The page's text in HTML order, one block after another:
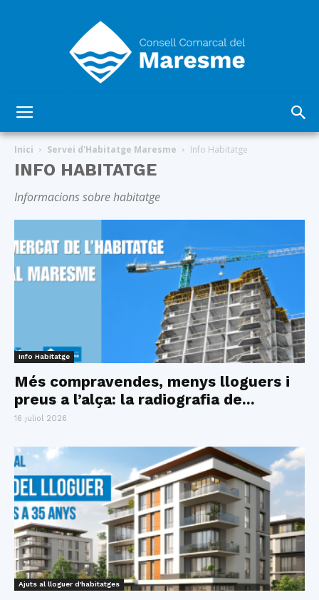
del
Maresme
Inici Servei d'Habitatge Maresme Info Habitatge
INFO HABITATGE
Informacions sobre habitatge
Info Habitatge
Més compravendes, menys lloguers i
preus a l’alça: la radiografia de...
16 juliol 2026
Ajuts al lloguer d'habitatges